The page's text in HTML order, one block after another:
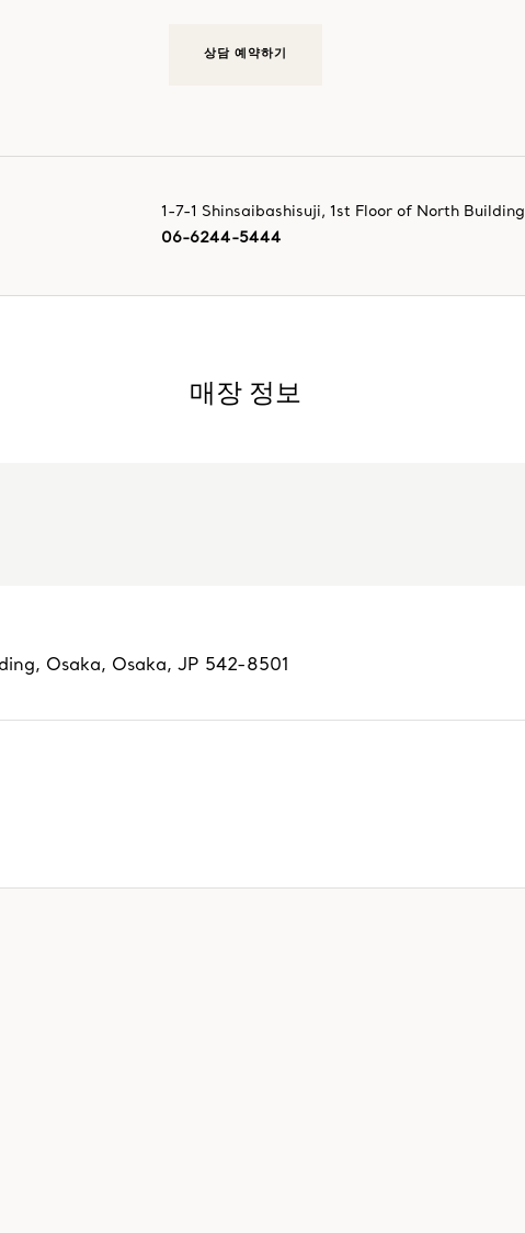
상담 예약하기
1-7-1 Shinsaibashisuji, 1st Floor of North Building
06-6244-5444
매장 정보
, Osaka, Osaka, JP 542-8501